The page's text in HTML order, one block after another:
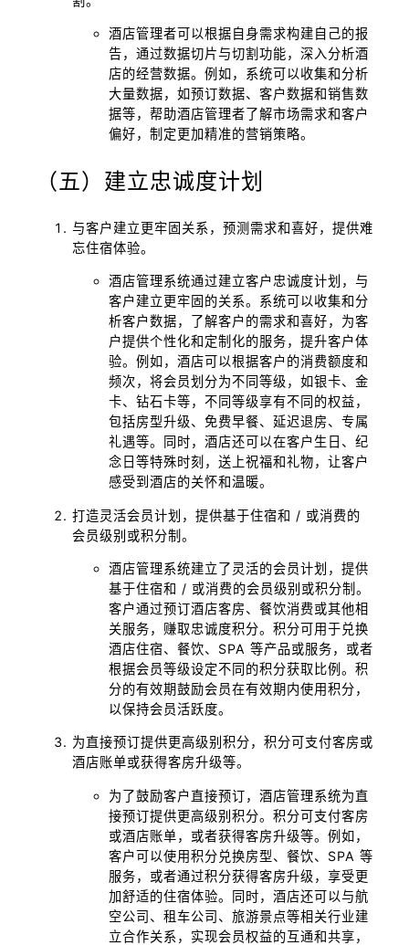
酒店管理者可以根据自身需求构建自己的报
告，通过数据切片与切割功能，深入分析酒
店的经营数据。例如，系统可以收集和分析
大量数据，如预订数据、客户数据和销售数
据等，帮助酒店管理者了解市场需求和客户
偏好，制定更加精准的营销策略。
（五）建立忠诚度计划
与客户建立更牢固关系，预测需求和喜好，提供难
忘住宿体验。
酒店管理系统通过建立客户忠诚度计划，与
客户建立更牢固的关系。系统可以收集和分
析客户数据，了解客户的需求和喜好，为客
户提供个性化和定制化的服务，提升客户体
验。例如，酒店可以根据客户的消费额度和
频次，将会员划分为不同等级，如银卡、金
卡、钻石卡等，不同等级享有不同的权益，
包括房型升级、免费早餐、延迟退房、专属
礼遇等。同时，酒店还可以在客户生日、纪
念日等特殊时刻，送上祝福和礼物，让客户
感受到酒店的关怀和温暖。
打造灵活会员计划，提供基于住宿和 / 或消费的
会员级别或积分制。
酒店管理系统建立了灵活的会员计划，提供
基于住宿和 / 或消费的会员级别或积分制。
客户通过预订酒店客房、餐饮消费或其他相
关服务，赚取忠诚度积分。积分可用于兑换
酒店住宿、餐饮、SPA 等产品或服务，或者
根据会员等级设定不同的积分获取比例。积
分的有效期鼓励会员在有效期内使用积分，
以保持会员活跃度。
为直接预订提供更高级别积分，积分可支付客房或
酒店账单或获得客房升级等。
为了鼓励客户直接预订，酒店管理系统为直
接预订提供更高级别积分。积分可支付客房
或酒店账单，或者获得客房升级等。例如，
客户可以使用积分兑换房型、餐饮、SPA 等
服务，或者通过积分获得客房升级，享受更
加舒适的住宿体验。同时，酒店还可以与航
空公司、租车公司、旅游景点等相关行业建
立合作关系，实现会员权益的互通和共享，